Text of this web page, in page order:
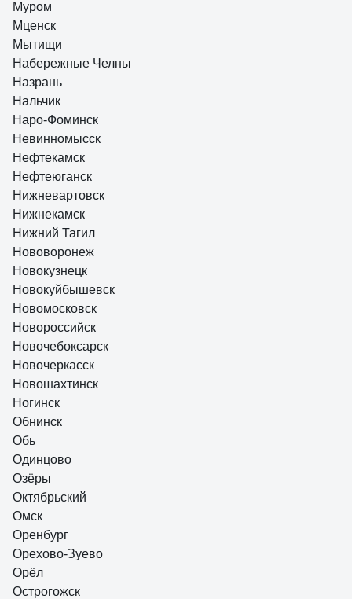
Муром
Мценск
Мытищи
Набережные Челны
Назрань
Нальчик
Наро-Фоминск
Невинномысск
Нефтекамск
Нефтеюганск
Нижневартовск
Нижнекамск
Нижний Тагил
Нововоронеж
Новокузнецк
Новокуйбышевск
Новомосковск
Новороссийск
Новочебоксарск
Новочеркасск
Новошахтинск
Ногинск
Обнинск
Обь
Одинцово
Озёры
Октябрьский
Омск
Оренбург
Орехово-Зуево
Орёл
Острогожск